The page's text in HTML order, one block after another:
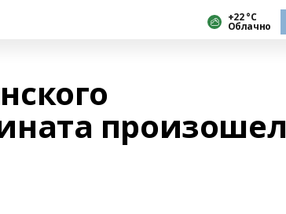
+22 °С
Облачно
произошел